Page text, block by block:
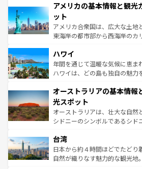
ンツ一覧を参照してほしい。
の建物がそのまま残る町や、ス
博物館もあり、アルプス観光だ
ことができる。国民の所得が高
者向けの交通パス提供のサービ
着のスイス情報は
アメリカの基本情報と観光
ット
アメリカ合衆国は、広大な土地
東海岸の都市部から西海岸のカ
のような巨大都市は、観光、シ
ンメントが詰まった刺激的なス
西部には大自然が広がり、グラ
部のニューオーリンズでは、音
文化が魅力。旅行者はアメリカ
しみながら、その多様性と豊か
るだろう。車でのロードトリッ
情報は
ハワイ
年間を通じて温暖な気候に恵ま
ハワイは、どの島も独自の魅力
ワイ島は見逃せない。また、定
島だが、静かな自然を求めるな
おすすめ。エメラルドグリーン
文化や歴史が息づいている。「
人々、おいしいローカルフード
ク、伝統的なフラダンスなど、
っている。訪れるたびに新しい
オーストラリアの基本情報
光スポット
オーストラリアは、壮大な自然
シドニーのシンボルであるシド
リアリーフや大陸中央部にそび
ク）、タスマニアの美しい原生
ど、見どころがたくさん。また
台湾
日本から約４時間ほどでたどり
自然が織りなす魅力的な観光地